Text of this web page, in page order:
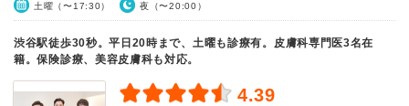
土曜（〜17:30） 夜（〜20:00）
渋谷駅徒歩30秒。平日20時まで、土曜も診療有。皮膚科専門医3名在
籍。保険診療、美容皮膚科も対応。
4.39